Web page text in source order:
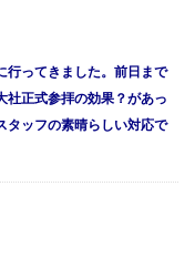
ってきました。前日まで
社正式参拝の効果？があっ
タッフの素晴らしい対応で